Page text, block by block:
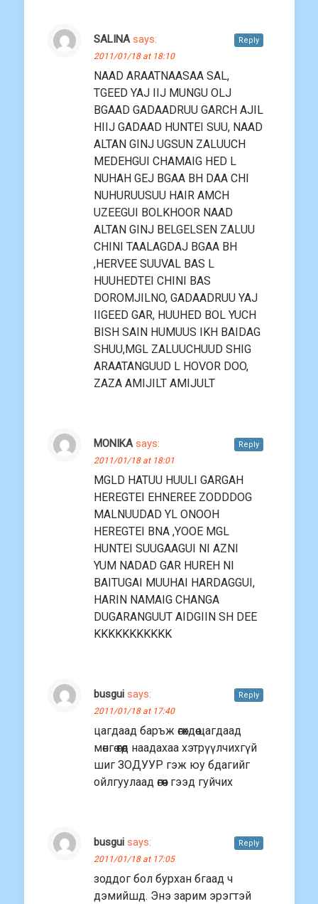
SALINA says:
2011/01/18 at 18:10
NAAD ARAATNAASAA SAL,
TGEED YAJ IIJ MUNGU OLJ
BGAAD GADAADRUU GARCH AJIL
HIIJ GADAAD HUNTEI SUU, NAAD
ALTAN GINJ UGSUN ZALUUCH
MEDEHGUI CHAMAIG HED L
NUHAH GEJ BGAA BH DAA CHI
NUHURUUSUU HAIR AMCH
UZEEGUI BOLKHOOR NAAD
ALTAN GINJ BELGELSEN ZALUU
CHINI TAALAGDAJ BGAA BH
,HERVEE SUUVAL BAS L
HUUHEDTEI CHINI BAS
DOROMJILNO, GADAADRUU YAJ
IIGEED GAR, HUUHED BOL YUCH
BISH SAIN HUMUUS IKH BAIDAG
SHUU,MGL ZALUUCHUUD SHIG
ARAATANGUUD L HOVOR DOO,
ZAZA AMIJILT AMIJULT
Reply
MONIKA says:
2011/01/18 at 18:01
MGLD HATUU HUULI GARGAH
HEREGTEI EHNEREE ZODDDOG
MALNUUDAD YL ONOOH
HEREGTEI BNA ,YOOE MGL
HUNTEI SUUGAAGUI NI AZNI
YUM NADAD GAR HUREH NI
BAITUGAI MUUHAI HARDAGGUI,
HARIN NAMAIG CHANGA
DUGARANGUUT AIDGIIN SH DEE
KKKKKKKKKKK
Reply
busgui says:
2011/01/18 at 17:40
цагдаад баръж өгөxдөө цагдаад
мөнгө өгөөд наадахаа хэтрүүлчихгүй
шиг ЗОДУУР гэж юу бдагийг
ойлгуулаад өгөөч гээд гуйчих
Reply
busgui says:
2011/01/18 at 17:05
зоддог бол бурхан бгаад ч
дэмийшд. Энэ зарим эрэгтэй
Reply